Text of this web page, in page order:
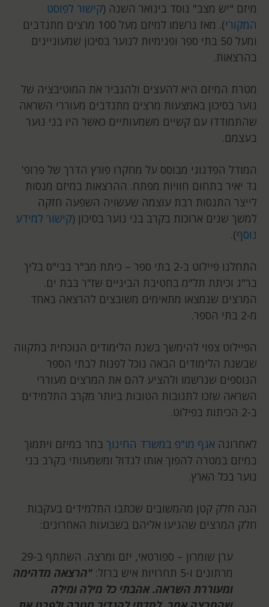
מיזם "יש מצב" נוסד בינואר השנה (קישור לפוסט
המקורי
). מאז נרשמו למיזם מעל 100 מרצים מתנדבים
ומעל 50 בתי ספר ופנימיות לנוער בסיכון שמעוניינים
בהרצאות.
מטרת המיזם היא להעצים ולהגביר את המוטיבציה של
נוער בסיכון באמצעות מרצים מתנדבים מעוררי השראה
שהתמודדו עם קשיים משמעותיים כאשר היו בני נוער
בעצמם.
המודל הפדגוגי מבוסס על מחקרו פורץ הדרך של פרופ'
גד יאיר בתחום חוויות מפתח. ההרצאות במיזם מנסות
לייצר התנסות רבת עוצמה שעשויה השפעה חזקה
למשך שנים ארוכות בקרב בני נוער בסיכון (קישור למידע
נוסף).
התחלנו פיילוט ב-2 בתי ספר – כיתת מב"ר בבי"ס בליך
בר"ג וכיתת תל"מ בחטיבת הביניים שז"ר בבת ים.
המרצים שנמצאו מתאימים משובצים להרצאה באחד
מ-2 בתי הספר.
הפיילוט צפוי להימשך בשנת הלימודים הנוכחית בתקווה
שבשנת הלימודים הבאה נוכל לפנות לבתי הספר
הנוספים שנרשמו ולהציע להם את המרצים מעוררי
השראה שזכו לתגובות הטובות ביותר מקרב התלמידים
ב-2 הכיתות בפילוט.
לאחרונה אגף מו"פ במשרד החינוך בחר במיזם ויתמוך
במיזם במטרה להפוך אותו לגדול ומשמעותי בקרב בני
נוער בכל הארץ.
הנה חלק קטן מהמשובים שכתבו התלמידים בעקבות
חלק המרצים שהגיעו אליהם בשבועות האחרונים:
ערן שומרון – ספורטאי, יזם ומרצה. השתתף ב-29
מרתונים ו-5 תחרויות איש ברזל:
"הרצאה מדהימה
ומעוררת השראה. אהבתי כל מילה ומילה